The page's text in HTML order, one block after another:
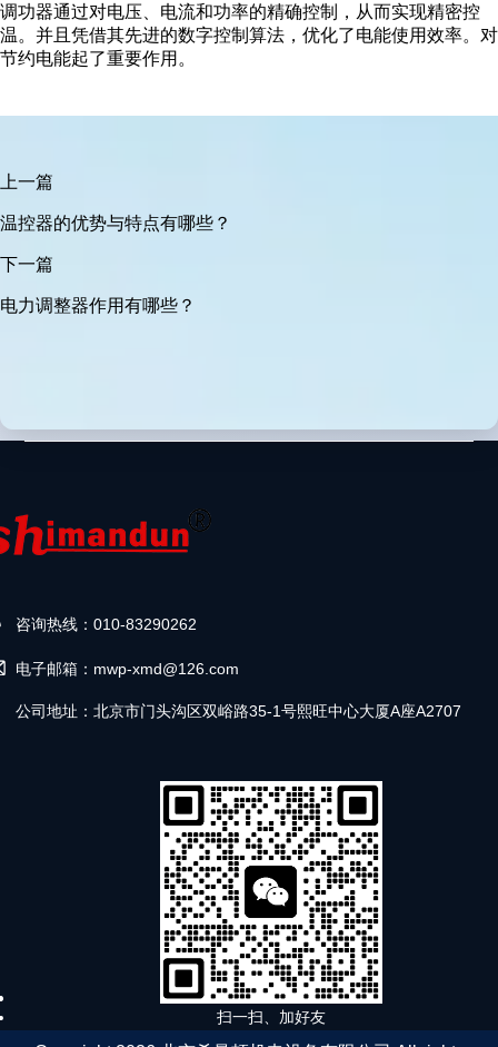
调功器通过对电压、电流和功率的精确控制，从而实现精密控
温。并且凭借其先进的数字控制算法，优化了电能使用效率。对
节约电能起了重要作用。
上一篇
温控器的优势与特点有哪些？
下一篇
电力调整器作用有哪些？
咨询热线：010-83290262
电子邮箱：mwp-xmd@126.com
公司地址：北京市门头沟区双峪路35-1号熙旺中心大厦A座A2707
扫一扫、加好友